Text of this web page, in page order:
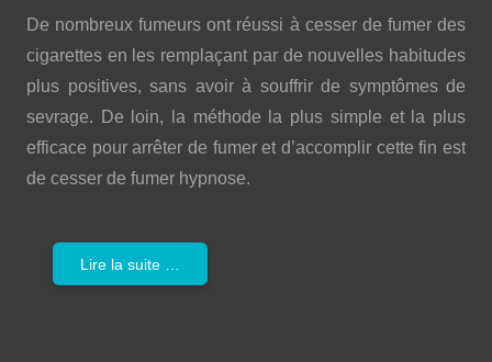
De nombreux fumeurs ont réussi à cesser de fumer des
cigarettes en les remplaçant par de nouvelles habitudes
plus positives, sans avoir à souffrir de symptômes de
sevrage. De loin, la méthode la plus simple et la plus
efficace pour arrêter de fumer et d’accomplir cette fin est
de cesser de fumer hypnose.
Lire la suite …